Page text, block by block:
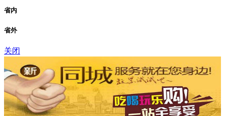
省内
省外
关闭